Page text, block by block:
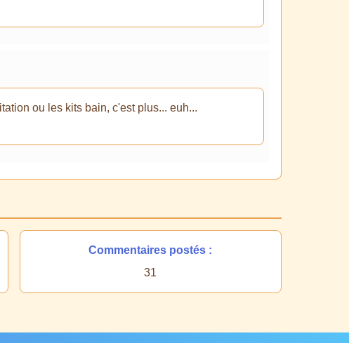
ou les kits bain, c'est plus... euh...
Commentaires postés :
31